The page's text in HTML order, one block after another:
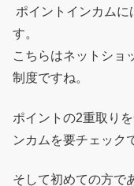
ポイントインカムに
す。
こちらはネットショ
制度ですね。
ポイントの2重取り
ンカムを要チェック
そして初めての方で